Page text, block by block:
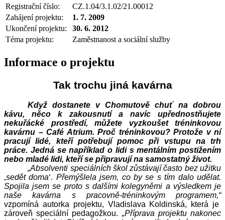
Registrační číslo:
CZ.1.04/3.1.02/21.00012
Zahájení projektu:
1. 7. 2009
Ukončení projektu:
30. 6. 2012
Téma projektu:
Zaměstnanost a sociální služby
Informace o projektu
Tak trochu jiná kavárna
Když dostanete v Chomutově chuť na dobrou
kávu, něco k zakousnutí a navíc upřednostňujete
nekuřácké prostředí, můžete vyzkoušet tréninkovou
kavárnu – Café Atrium. Proč tréninkovou? Protože v ní
pracují lidé, kteří potřebují pomoc při vstupu na trh
práce. Jedná se například o lidi s mentálním postižením
nebo mladé lidi, kteří se připravují na samostatný život.
„Absolventi speciálních škol zůstávají často bez užitku
‚sedět doma‘. Přemýšlela jsem, co by se s tím dalo udělat.
Spojila jsem se proto s dalšími kolegyněmi a výsledkem je
naše kavárna s pracovně-tréninkovým programem,“
vzpomíná autorka projektu, Vladislava Koldinská, která je
zároveň speciální pedagožkou. „Příprava projektu nakonec